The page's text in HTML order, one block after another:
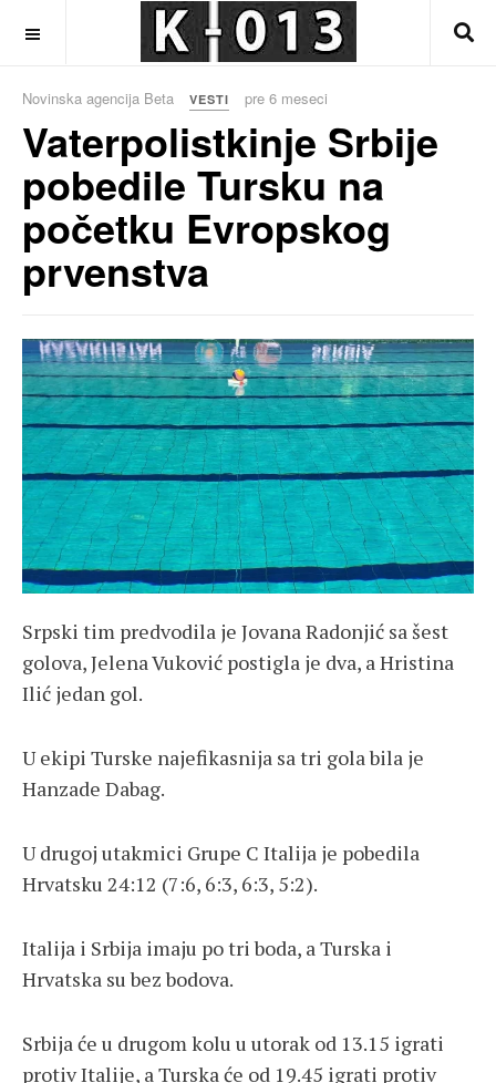
Novinska agencija Beta VESTI pre 6 meseci
Vaterpolistkinje Srbije
pobedile Tursku na
početku Evropskog
prvenstva
Srpski tim predvodila je Jovana Radonjić sa šest
golova, Jelena Vuković postigla je dva, a Hristina
Ilić jedan gol.
U ekipi Turske najefikasnija sa tri gola bila je
Hanzade Dabag.
U drugoj utakmici Grupe C Italija je pobedila
Hrvatsku 24:12 (7:6, 6:3, 6:3, 5:2).
Italija i Srbija imaju po tri boda, a Turska i
Hrvatska su bez bodova.
Srbija će u drugom kolu u utorak od 13.15 igrati
protiv Italije, a Turska će od 19.45 igrati protiv